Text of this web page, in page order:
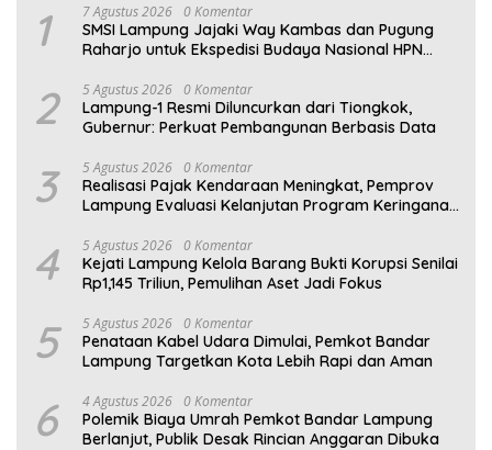
1 7 Agustus 2026 0 Komentar
SMSI Lampung Jajaki Way Kambas dan Pugung
Raharjo untuk Ekspedisi Budaya Nasional HPN
2 5 Agustus 2026 0 Komentar
Lampung-1 Resmi Diluncurkan dari Tiongkok,
Gubernur: Perkuat Pembangunan Berbasis Data
3 5 Agustus 2026 0 Komentar
Realisasi Pajak Kendaraan Meningkat, Pemprov
Lampung Evaluasi Kelanjutan Program Keringanan
4 5 Agustus 2026 0 Komentar
Kejati Lampung Kelola Barang Bukti Korupsi Senilai
Rp1,145 Triliun, Pemulihan Aset Jadi Fokus
5 5 Agustus 2026 0 Komentar
Penataan Kabel Udara Dimulai, Pemkot Bandar
Lampung Targetkan Kota Lebih Rapi dan Aman
6 4 Agustus 2026 0 Komentar
Polemik Biaya Umrah Pemkot Bandar Lampung
Berlanjut, Publik Desak Rincian Anggaran Dibuka